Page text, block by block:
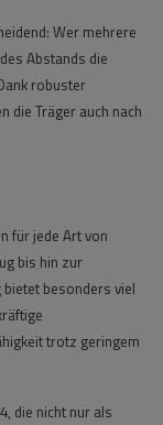
Wer mehrere
Abstands die
robuster
die Träger auch nach
für jede Art von
bis hin zur
bietet besonders viel
trotz geringem
die nicht nur als